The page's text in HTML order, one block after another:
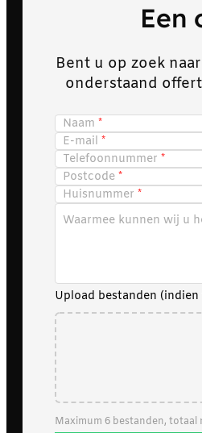
Een
Bent u op zoek
onderstaand
Naam
E-mail
Telefoonnummer
Postcode
Huisnummer
Waarmee kunnen wij u
Upload bestanden
Maximum 6 bestanden, totaal